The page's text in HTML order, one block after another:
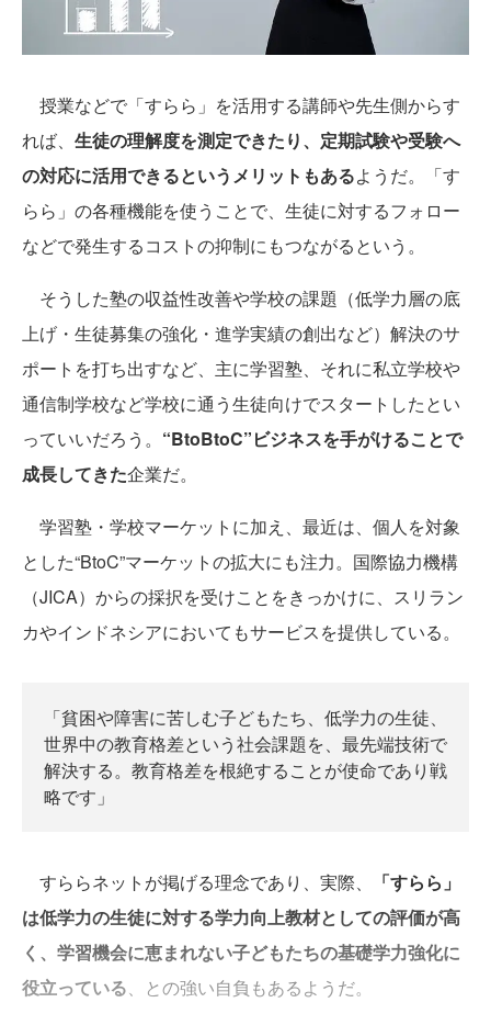
授業などで「すらら」を活用する講師や先生側からす
れば、 生徒の理解度を測定できたり、定期試験や受験へ
の対応に活用できるというメリットもあるようだ。「す
らら」の各種機能を使うことで、生徒に対するフォロー
などで発生するコストの抑制にもつながるという。
そうした塾の収益性改善や学校の課題（低学力層の底
上げ・生徒募集の強化・進学実績の創出など）解決のサ
ポートを打ち出すなど、主に学習塾、それに私立学校や
通信制学校など学校に通う生徒向けでスタートしたとい
っていいだろう。 “BtoBtoC”ビジネスを手がけることで
成長してきた企業だ。
学習塾・学校マーケットに加え、最近は、個人を対象
とした“BtoC”マーケットの拡大にも注力。国際協力機構
（JICA）からの採択を受けことをきっかけに、スリラン
カやインドネシアにおいてもサービスを提供している。
「貧困や障害に苦しむ子どもたち、低学力の生徒、
世界中の教育格差という社会課題を、最先端技術で
解決する。教育格差を根絶することが使命であり戦
略です」
すららネットが掲げる理念であり、実際、
「すらら」
は低学力の生徒に対する学力向上教材としての評価が高
く、学習機会に恵まれない子どもたちの基礎学力強化に
役立っている 、との強い自負もあるようだ。